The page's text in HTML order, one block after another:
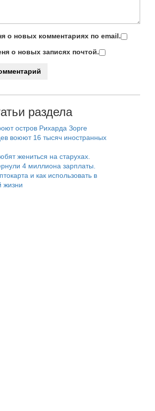
о новых комментариях по email.
о новых записях почтой.
раздела
остров Рихарда Зорге
воюют 16 тысяч иностранных
жениться на старухах.
4 миллиона зарплаты.
и как использовать в
жизни